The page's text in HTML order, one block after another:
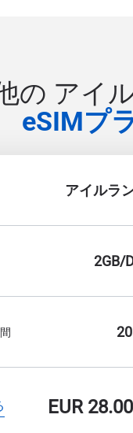
の アイ
eSIMプ
アイルラ
2GB/
EUR28.00